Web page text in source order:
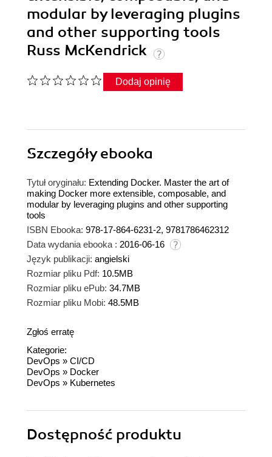
modular by leveraging plugins
and other supporting tools
Russ McKendrick
Dodaj opinię
Szczegółyebooka
Tytuł oryginału: Extending Docker. Master the art of
making Docker more extensible, composable, and
modular by leveraging plugins and other supporting
tools
ISBN Ebooka: 978-17-864-6231-2, 9781786462312
Data wydania ebooka : 2016-06-16
Język publikacji: angielski
Rozmiar pliku Pdf: 10.5MB
Rozmiar pliku ePub: 34.7MB
Rozmiar pliku Mobi: 48.5MB
Zgłoś erratę
Kategorie:
DevOps » CI/CD
DevOps » Docker
DevOps » Kubernetes
Dostępność produktu